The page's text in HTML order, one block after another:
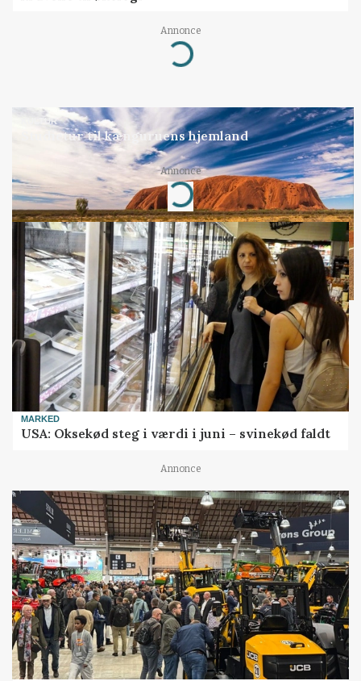
Annonce
Loading...
KULTUR
Studietur til kænguruens hjemland
Annonce
Loading...
MARKED
USA: Oksekød steg i værdi i juni – svinekød faldt
Annonce